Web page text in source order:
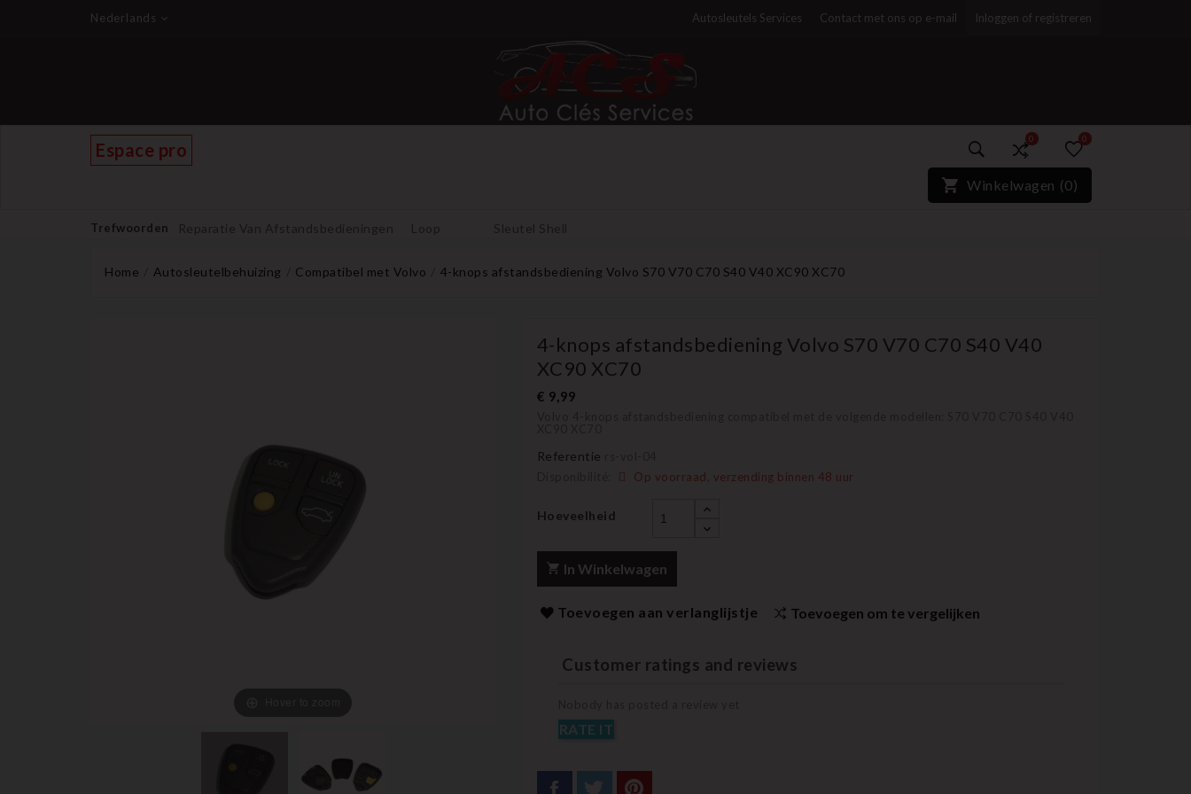
Nederlands Autosleutels Services Contact met ons op e-mail Inloggen of registreren
Espace pro
0
)*}
0
Winkelwagen (0)
Trefwoorden Reparatie Van Afstandsbedieningen Loop Sleutel Shell
Home Autosleutelbehuizing Compatibel met Volvo 4-knops afstandsbediening Volvo S70 V70 C70 S40 V40 XC90 XC70
4-knops afstandsbediening Volvo S70 V70 C70 S40 V40
XC90 XC70
€ 9,99
Referentie
Op voorraad, verzending binnen 48 uur
Hoeveelheid
In Winkelwagen
Toevoegen aan verlanglijstje Toevoegen om te vergelijken
Customer ratings and reviews
RATE IT